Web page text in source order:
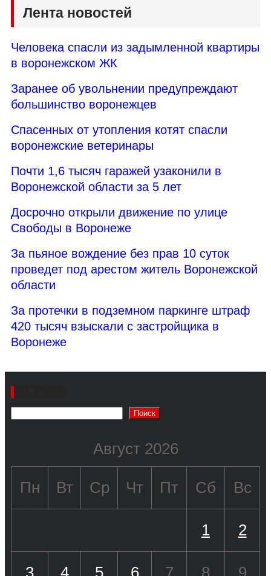
Лента новостей
Человека спасли из задымленной квартиры
в воронежском ЖК
Заранее об увольнении предупреждают
большинство воронежцев
Спасенных от утопления котят спасли
воронежские ветеринары
Почти 1,6 тысяч гаражей узаконили в
Воронежской области за 5 лет
Досрочно открыли движение по улице
Свободы в Воронеже
За пьяное вождение без прав 10 суток
проведет под арестом житель Воронежской
области
За протечки в подземном паркинге штраф
420 тысяч взыскали с застройщика в
Воронеже
Поиск
Август 2026
Пн Вт Ср Чт Пт Сб Вс
1 2
3 4 5 6 7 8 9